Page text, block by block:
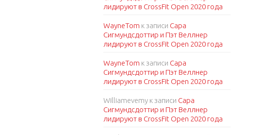
лидируют в CrossFit Open 2020 года
WayneTom к записи Сара
Сигмундсдоттир и Пэт Веллнер
лидируют в CrossFit Open 2020 года
WayneTom к записи Сара
Сигмундсдоттир и Пэт Веллнер
лидируют в CrossFit Open 2020 года
Williamevemyк записи Сара
Сигмундсдоттир и Пэт Веллнер
лидируют в CrossFit Open 2020 года